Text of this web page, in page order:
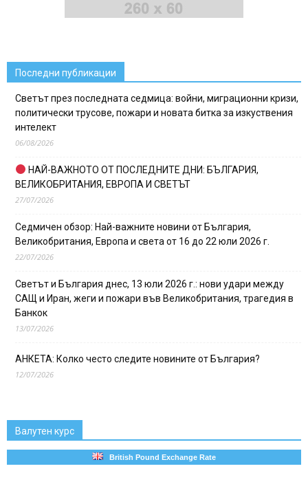
Последни публикации
Светът през последната седмица: войни, миграционни кризи,
политически трусове, пожари и новата битка за изкуствения
интелект
06/08/2026
НАЙ-ВАЖНОТО ОТ ПОСЛЕДНИТЕ ДНИ: БЪЛГАРИЯ,
ВЕЛИКОБРИТАНИЯ, ЕВРОПА И СВЕТЪТ
27/07/2026
Седмичен обзор: Най-важните новини от България,
Великобритания, Европа и света от 16 до 22 юли 2026 г.
22/07/2026
Светът и България днес, 13 юли 2026 г.: нови удари между
САЩ и Иран, жеги и пожари във Великобритания, трагедия в
Банкок
13/07/2026
АНКЕТА: Колко често следите новините от България?
12/07/2026
Валутен курс
British Pound Exchange Rate